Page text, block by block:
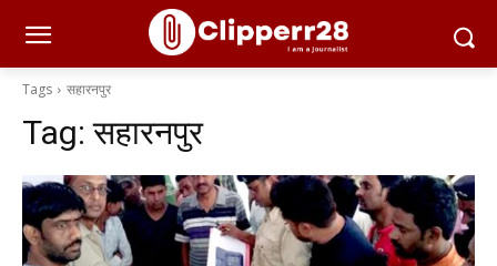
Tags सहारनपुर
Tag:सहारनपुर